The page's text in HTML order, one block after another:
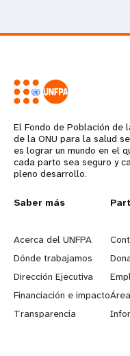
El Fondo de Población de
de la ONU para la salud
es lograr un mundo en el
cada parto sea seguro y
pleno desarrollo.
L
e
a
r
n
Saber más
Acerca del UNFPA
Dónde trabajamos
Dirección Ejecutiva
Financiación e impacto
Transparencia
G
o
b
e
y